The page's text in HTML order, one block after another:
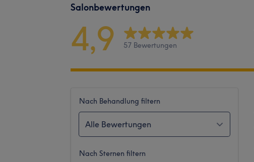
Salonbewertungen
4,9 57 Bewertungen
Nach Behandlung filtern
Alle Bewertungen
Nach Sternen filtern